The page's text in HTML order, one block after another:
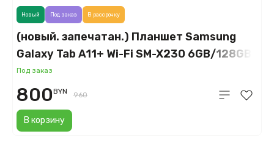
(новый. запечатан.) Планшет Samsung
Galaxy Tab A11+ Wi-Fi SM-X230 6GB/128GB
(серый)
Под заказ
В корзину
Новый Под заказ В рассрочку
800BYN 960